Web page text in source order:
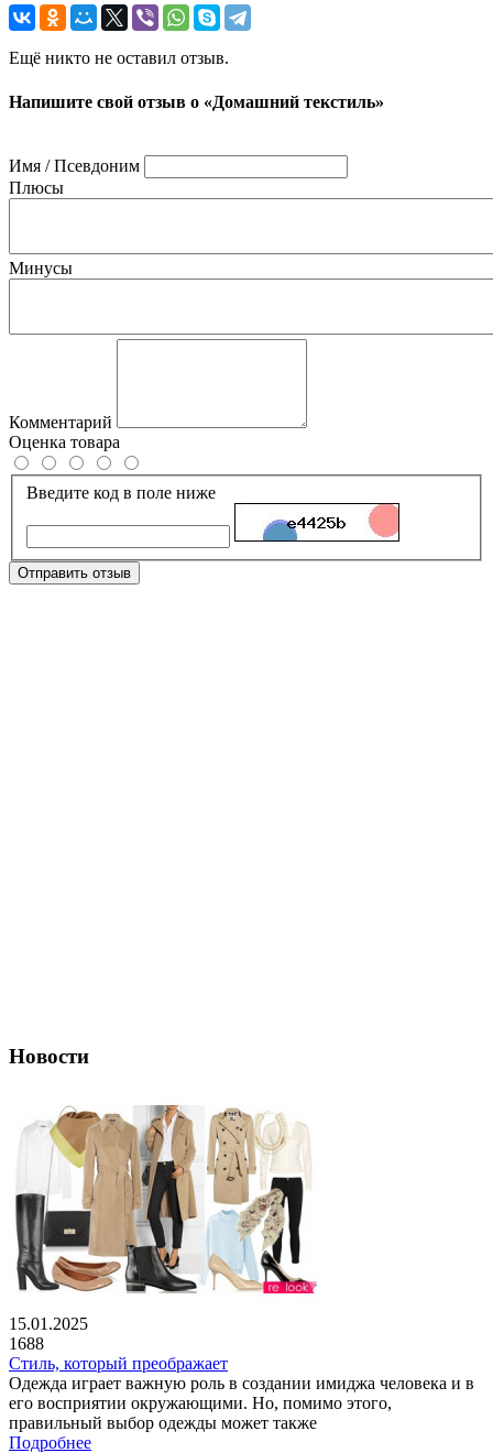
Ещё никто не оставил отзыв.
Напишите свой отзыв о «Домашний текстиль»
Имя / Псевдоним
Плюсы
Минусы
Комментарий
Оценка товара
Введите код в поле ниже
Отправить отзыв
Новости
15.01.2025
1688
Стиль, который преображает
Одежда играет важную роль в создании имиджа человека и в
его восприятии окружающими. Но, помимо этого,
правильный выбор одежды может также
Подробнее